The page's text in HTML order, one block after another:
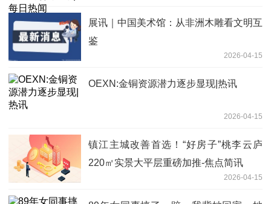
展讯｜中国美术馆：从非洲木雕看文明互
鉴
2026-04-15
OEXN:金铜资源潜力逐步显现|热讯
2026-04-15
镇江主城改善首选！“好房子”桃李云庐
220㎡实景大平层重磅加推-焦点简讯
2026-04-15